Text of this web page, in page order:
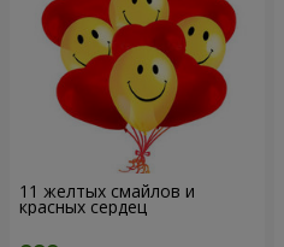
11 желтых смайлов и
красных сердец